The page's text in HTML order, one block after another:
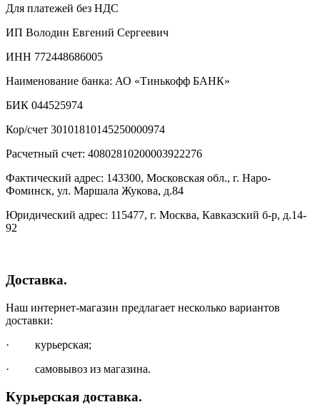
Для платежей без НДС
ИП Володин Евгений Сергеевич
ИНН 772448686005
Наименование банка: АО «Тинькофф БАНК»
БИК 044525974
Кор/счет 30101810145250000974
Расчетный счет: 40802810200003922276
Фактический адрес: 143300, Московская обл., г. Наро-
Фоминск, ул. Маршала Жукова, д.84
Юридический адрес: 115477, г. Москва, Кавказский б-р, д.14-
92
Доставка.
Наш интернет-магазин предлагает несколько вариантов
доставки:
· курьерская;
· самовывоз из магазина.
Курьерская доставка.